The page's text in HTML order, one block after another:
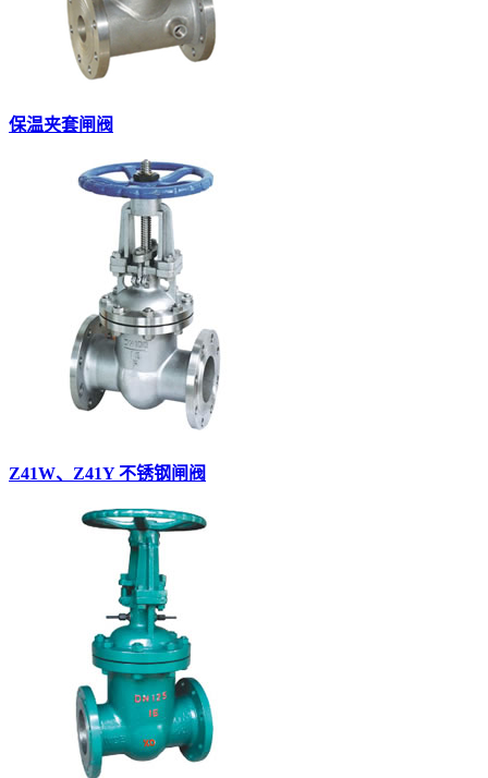
保温夹套闸阀
Z41W、Z41Y 不锈钢闸阀